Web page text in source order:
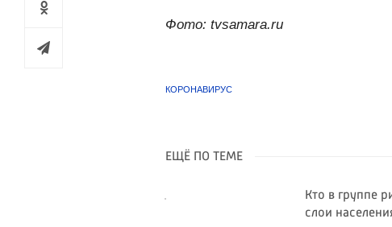
Фото: tvsamara.ru
КОРОНАВИРУС
ЕЩЁ ПО ТЕМЕ
Кто в группе
слои